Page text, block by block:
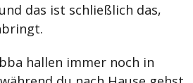
das ist schließlich das,
hallen immer noch in